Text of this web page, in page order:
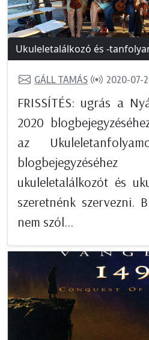
Ukuleletalálkozó és -
GÁLL TAMÁS 2020-07-
FRISSÍTÉS: ugrás a
2020
az
ukuleletalálkozót és
szeretnénk szervezni.
nem szól...